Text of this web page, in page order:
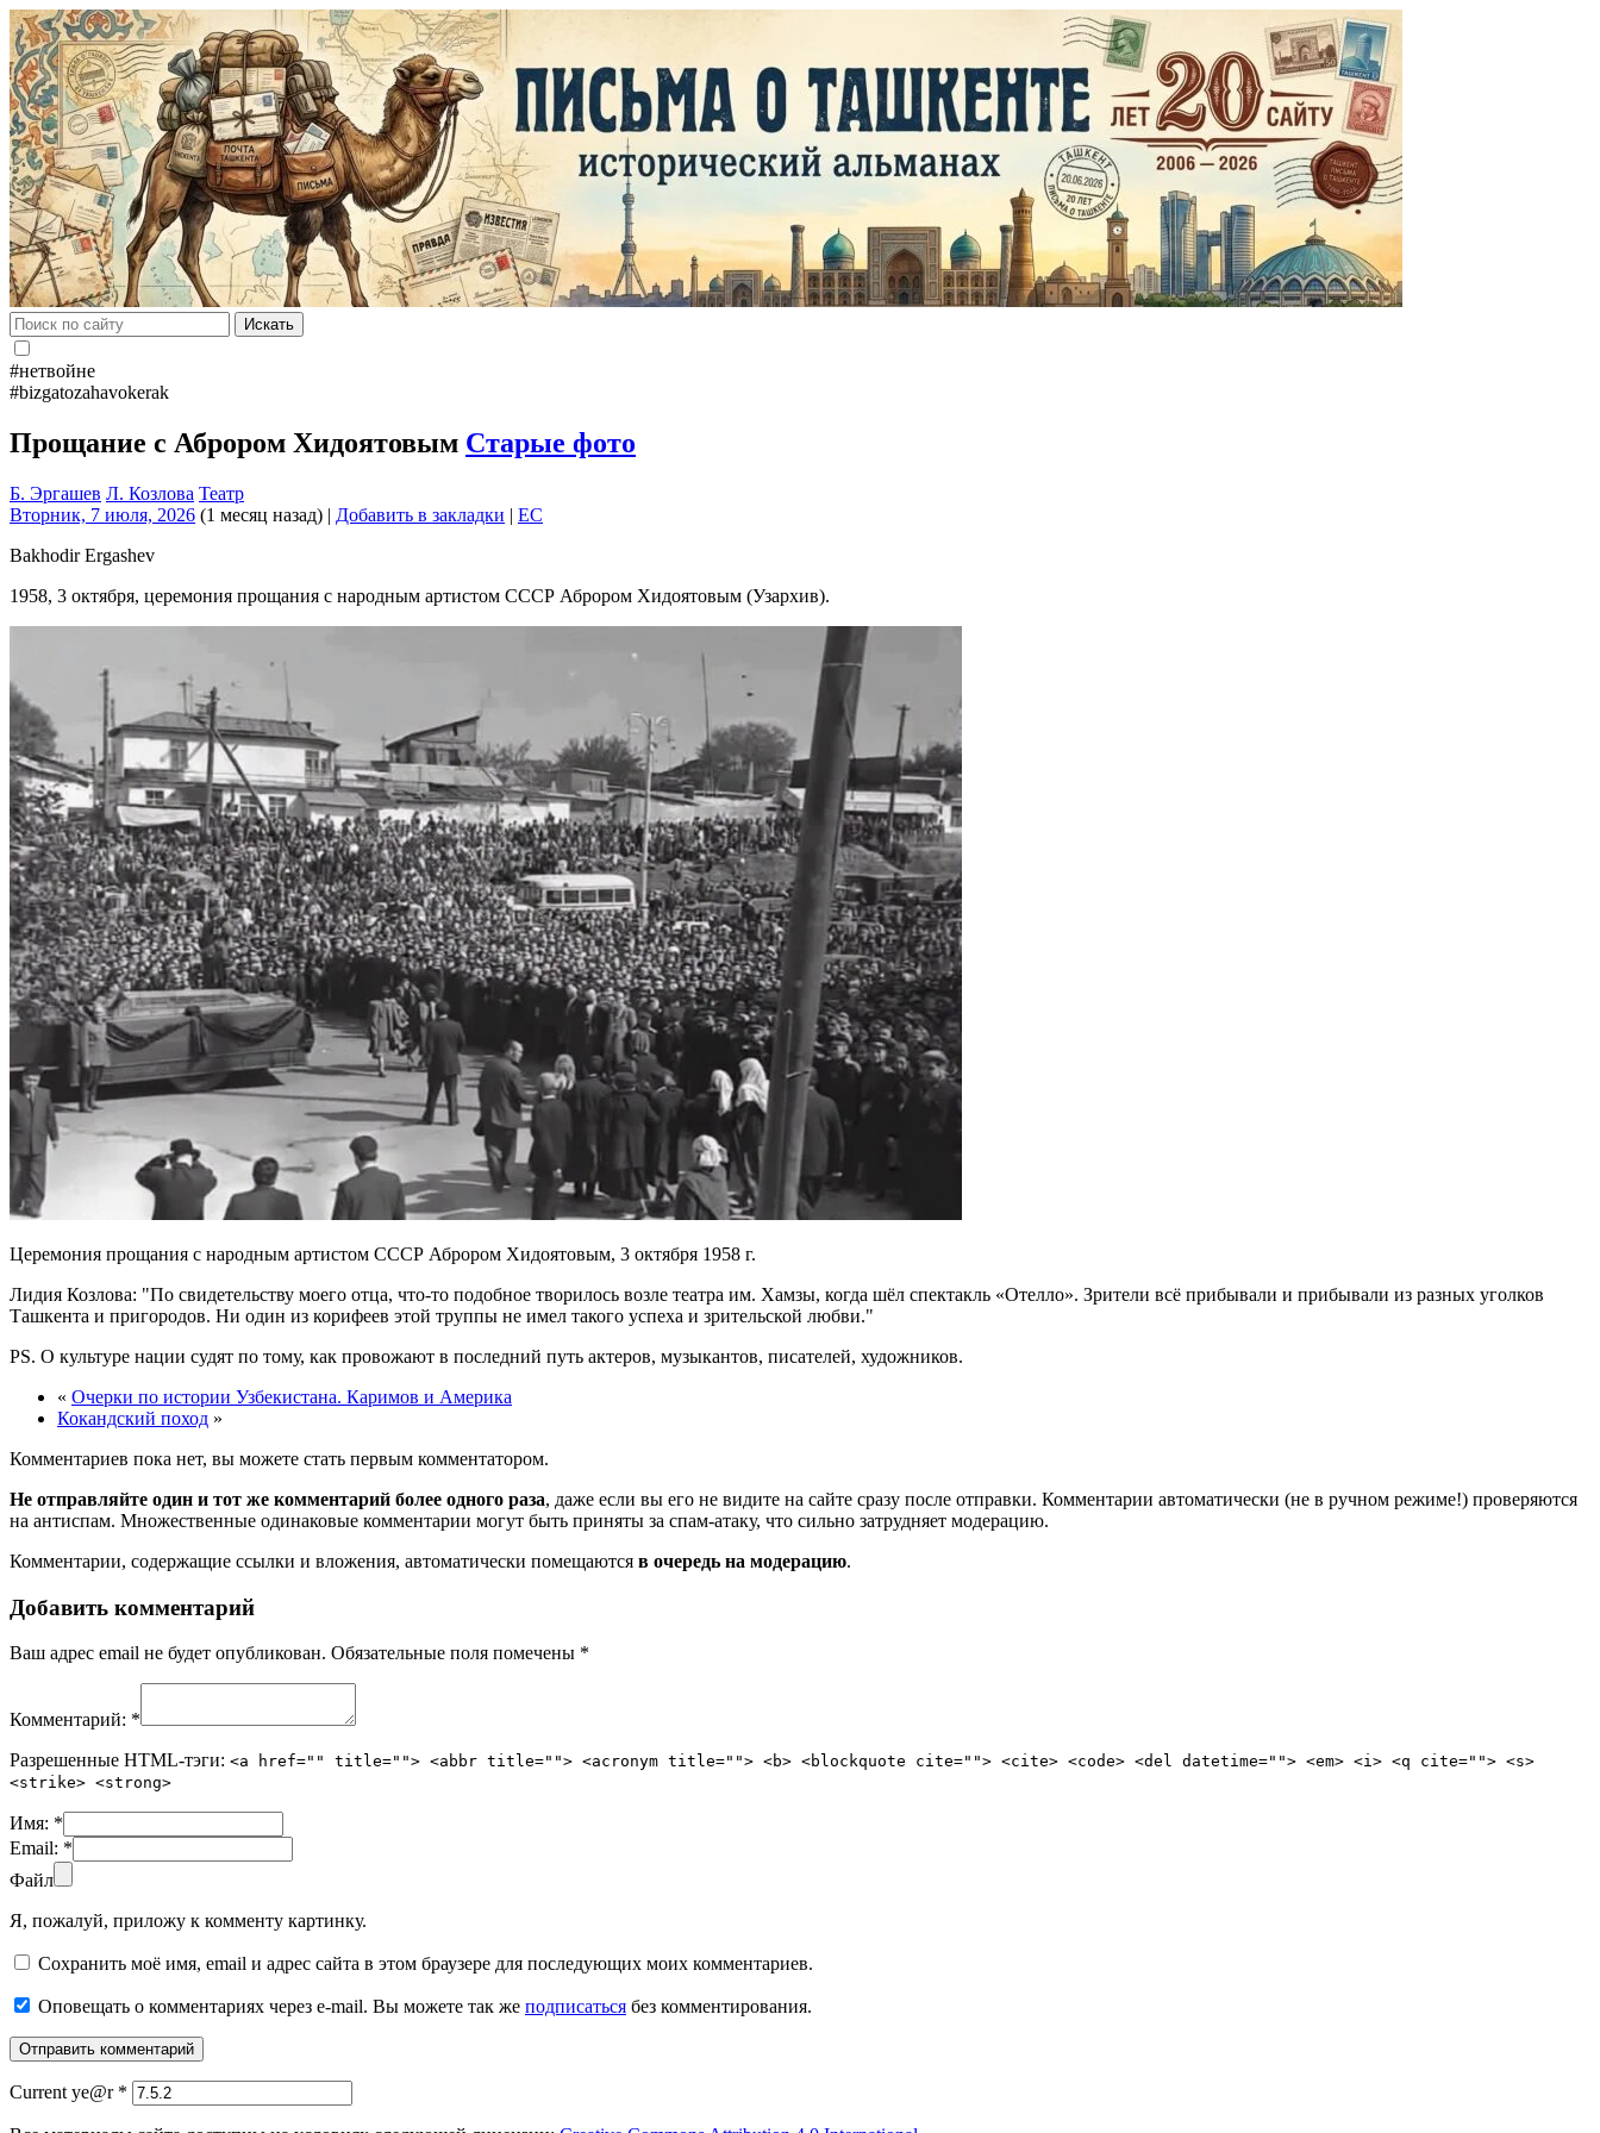
Искать
#нетвойне
#bizgatozahavokerak
Прощание с Аброром Хидоятовым Старые фото
Б. Эргашев Л. Козлова Театр
Вторник, 7 июля, 2026 (1 месяц назад) | Добавить в закладки | EC
Bakhodir Ergashev
1958, 3 октября, церемония прощания с народным артистом СССР Аброром Хидоятовым (Узархив).
Церемония прощания с народным артистом СССР Аброром Хидоятовым, 3 октября 1958 г.
Лидия Козлова:
По свидетельству моего отца, что-то подобное творилось возле театра им. Хамзы, когда шёл спектакль «Отелло». Зрители всё прибывали и прибывали из разных уголков
Ташкента и пригородов. Ни один из корифеев этой труппы не имел такого успеха и зрительской любви.
PS. О культуре нации судят по тому, как провожают в последний путь актеров, музыкантов, писателей, художников.
« Очерки по истории Узбекистана. Каримов и Америка
Кокандский поход »
Комментариев пока нет, вы можете стать первым комментатором.
Не отправляйте один и тот же комментарий более одного раза, даже если вы его не видите на сайте сразу после отправки. Комментарии автоматически (не в ручном режиме!) проверяются
на антиспам. Множественные одинаковые комментарии могут быть приняты за спам-атаку, что сильно затрудняет модерацию.
Комментарии, содержащие ссылки и вложения, автоматически помещаются в очередь на модерацию.
Добавить комментарий
Ваш адрес email не будет опубликован. Обязательные поля помечены *
Комментарий: *
Разрешенные HTML-тэги: <a href="" title=""> <abbr title=""> <acronym title=""> <b> <blockquote cite=""> <cite> <code> <del datetime=""> <em> <i> <q cite=""> <s>
<strike> <strong>
Имя: *
Email: *
Файл
Я, пожалуй, приложу к комменту картинку.
Сохранить моё имя, email и адрес сайта в этом браузере для последующих моих комментариев.
Оповещать о комментариях через e-mail. Вы можете так же подписаться без комментирования.
Current ye@r *